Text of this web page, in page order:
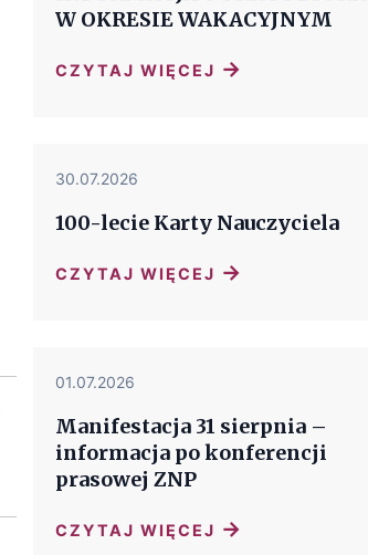
W OKRESIE WAKACYJNYM
CZYTAJ WIĘCEJ →
30.07.2026
100-lecie Karty Nauczyciela
CZYTAJ WIĘCEJ →
01.07.2026
Manifestacja 31 sierpnia –
informacja po konferencji
prasowej ZNP
CZYTAJ WIĘCEJ →